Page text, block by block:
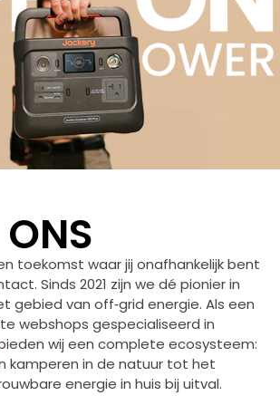
toekomst waar jij onafhankelijk bent
Sinds 2021 zijn we dé pionier in
gebied van off‑grid energie. Als een
webshops gespecialiseerd in
wij een complete ecosysteem:
kamperen in de natuur tot het
energie in huis bij uitval.